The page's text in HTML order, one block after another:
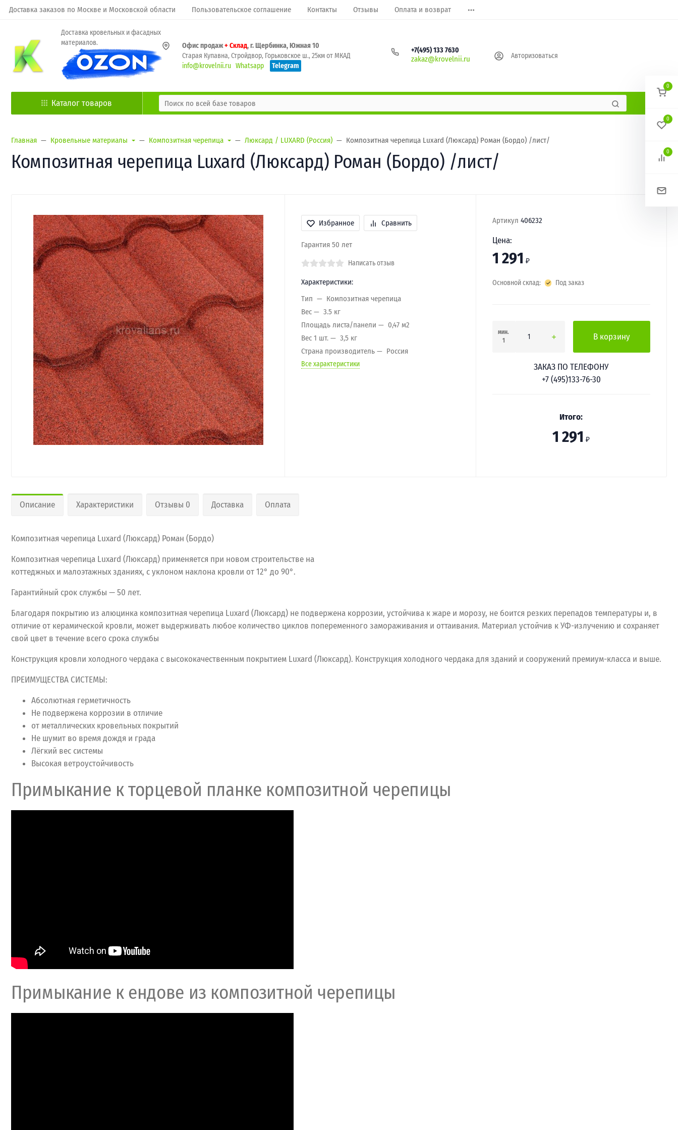
Доставка заказов по Москве и Московской области Пользовательское соглашение Контакты Отзывы Оплата и возврат
Доставка кровельных и фасадных
материалов.
Офис продаж+ Склад, г. Щербинка, Южная 10
Старая Купавна, Стройдвор, Горьковское ш., 25км от МКАД
info@krovelnii.ru Whatsapp Telegram
+7(495) 133 7630
zakaz@krovelnii.ru Авторизоваться
Каталог товаров
Главная Кровельные материалы Композитная черепица Люксард / LUXARD (Россия) Композитная черепица Luxard (Люксард) Роман (Бордо) /лист/
Композитная черепица Luxard (Люксард) Роман (Бордо) /лист/
Избранное Сравнить
Гарантия 50 лет
Написать отзыв
Характеристики:
Тип
Композитная черепица
Вес
3.5 кг
Площадь листа/панели
0,47 м2
Вес 1 шт.
3,5 кг
Страна производитель
Россия
Все характеристики
Артикул 406232
Цена:
1 291 ₽
Основной склад: Под заказ
мин.
1
В корзину
ЗАКАЗ ПО ТЕЛЕФОНУ
+7 (495)133-76-30
Итого:
1 291 ₽
Описание Характеристики Отзывы 0 Доставка Оплата
Композитная черепица Luxard (Люксард) Роман (Бордо)
Композитная черепица Luxard (Люксард) применяется при новом строительстве на
коттеджных и малоэтажных зданиях, с уклоном наклона кровли от 12° до 90°.
Гарантийный срок службы — 50 лет.
Благодаря покрытию из алюцинка композитная черепица Luxard (Люксард) не подвержена коррозии, устойчива к жаре и морозу, не боится резких перепадов температуры и, в
отличие от керамической кровли, может выдерживать любое количество циклов попеременного замораживания и оттаивания. Материал устойчив к УФ-излучению и сохраняет
свой цвет в течение всего срока службы
Конструкция кровли холодного чердака с высококачественным покрытием Luxard (Люксард). Конструкция холодного чердака для зданий и сооружений премиум-класса и выше.
ПРЕИМУЩЕСТВА СИСТЕМЫ:
Абсолютная герметичность
Не подвержена коррозии в отличие
от металлических кровельных покрытий
Не шумит во время дождя и града
Лёгкий вес системы
Высокая ветроустойчивость
Примыкание к торцевой планке композитной черепицы
Примыкание к ендове из композитной черепицы
0
0
0